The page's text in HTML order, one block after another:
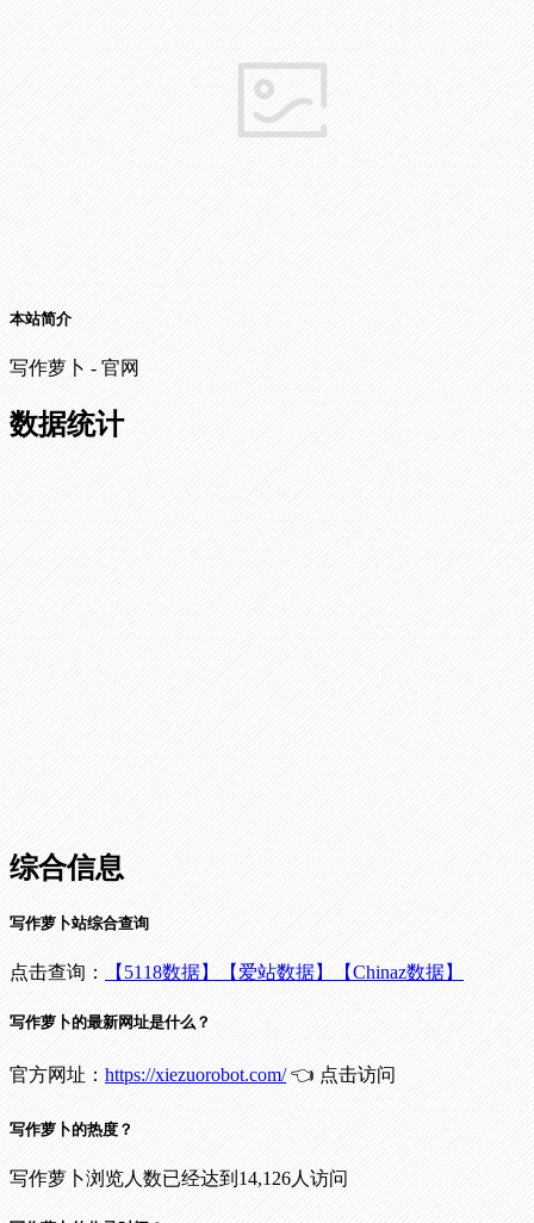
本站简介
写作萝卜 - 官网
数据统计
综合信息
写作萝卜站综合查询
点击查询： 【5118数据】 【爱站数据】 【Chinaz数据】
写作萝卜的最新网址是什么？
官方网址： https://xiezuorobot.com/👈 点击访问
写作萝卜的热度？
写作萝卜浏览人数已经达到14,126人访问